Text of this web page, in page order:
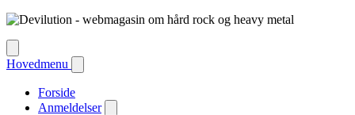
Hovedmenu
Forside
Anmeldelser